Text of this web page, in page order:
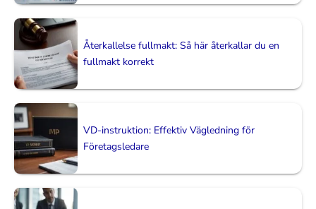
Återkallelse fullmakt: Så här återkallar du en
fullmakt korrekt
VD-instruktion: Effektiv Vägledning för
Företagsledare